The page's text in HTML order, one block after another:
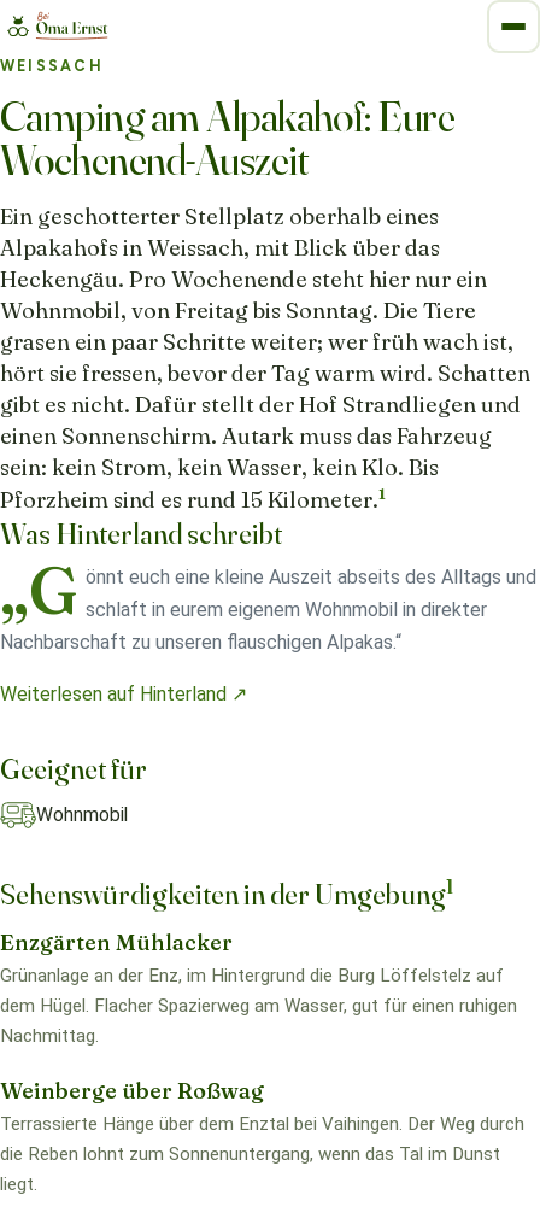
WEISSACH
Camping am Alpakahof: Eure
Wochenend-Auszeit
Ein geschotterter Stellplatz oberhalb eines
Alpakahofs in Weissach, mit Blick über das
Heckengäu. Pro Wochenende steht hier nur ein
Wohnmobil, von Freitag bis Sonntag. Die Tiere
grasen ein paar Schritte weiter; wer früh wach ist,
hört sie fressen, bevor der Tag warm wird. Schatten
gibt es nicht. Dafür stellt der Hof Strandliegen und
einen Sonnenschirm. Autark muss das Fahrzeug
sein: kein Strom, kein Wasser, kein Klo. Bis
Pforzheim sind es rund 15 Kilometer.1
Was Hinterland schreibt
„G önnt euch eine kleine Auszeit abseits des Alltags und
schlaft in eurem eigenem Wohnmobil in direkter
Nachbarschaft zu unseren flauschigen Alpakas.“
Weiterlesen auf Hinterland ↗
Geeignet für
Wohnmobil
Sehenswürdigkeiten in der Umgebung1
Enzgärten Mühlacker
Grünanlage an der Enz, im Hintergrund die Burg Löffelstelz auf
dem Hügel. Flacher Spazierweg am Wasser, gut für einen ruhigen
Nachmittag.
Weinberge über Roßwag
Terrassierte Hänge über dem Enztal bei Vaihingen. Der Weg durch
die Reben lohnt zum Sonnenuntergang, wenn das Tal im Dunst
liegt.